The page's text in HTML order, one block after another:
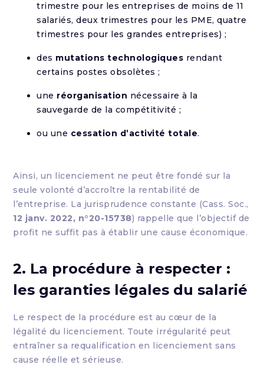
trimestre pour les entreprises de moins de 11
salariés, deux trimestres pour les PME, quatre
trimestres pour les grandes entreprises) ;
des mutations technologiques rendant
certains postes obsolètes ;
une réorganisation nécessaire à la
sauvegarde de la compétitivité ;
ou une cessation d’activité totale.
Ainsi, un licenciement ne peut être fondé sur la
seule volonté d’accroître la rentabilité de
l’entreprise. La jurisprudence constante (Cass. Soc.,
12 janv. 2022, n°20-15738) rappelle que l’objectif de
profit ne suffit pas à établir une cause économique.
2. La procédure à respecter :
les garanties légales du salarié
Le respect de la procédure est au cœur de la
légalité du licenciement. Toute irrégularité peut
entraîner sa requalification en licenciement sans
cause réelle et sérieuse.